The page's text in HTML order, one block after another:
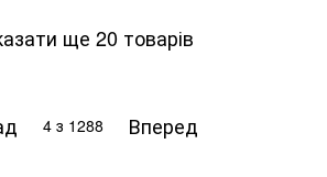
ще 20 товарів
4 з 1288 Вперед